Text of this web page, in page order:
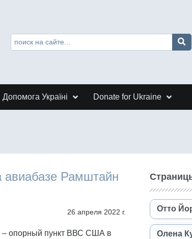
Допомога Україні Donate for Ukraine
Рамштайн
26 апреля 2022 г.
– опорный пункт ВВС США в
Отто
Олена